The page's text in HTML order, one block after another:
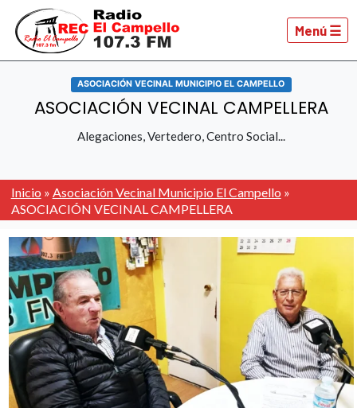
Menú ☰
ASOCIACIÓN VECINAL MUNICIPIO EL CAMPELLO
ASOCIACIÓN VECINAL CAMPELLERA
Alegaciones, Vertedero, Centro Social...
Inicio » Asociación Vecinal Municipio El Campello »
ASOCIACIÓN VECINAL CAMPELLERA